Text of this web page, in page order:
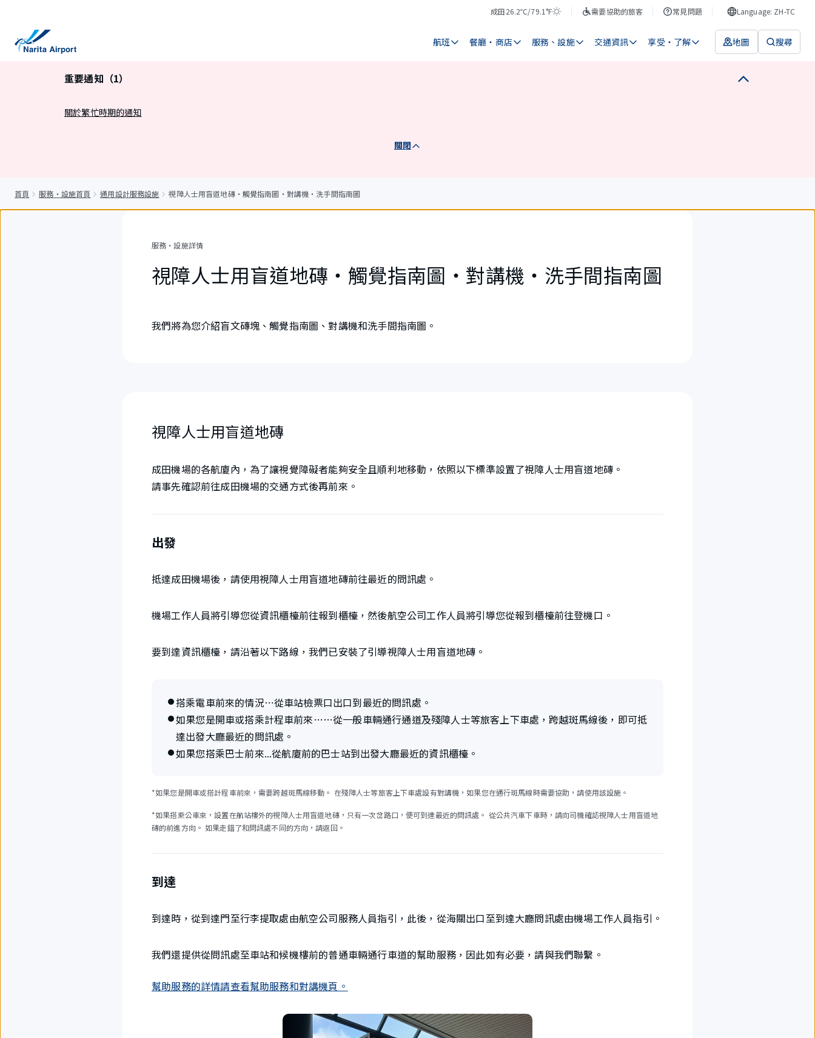
成田
氣
26.2℃/79.1°F
天
需要協助的旅客 常見問題 Language: ZH-TC
航班 餐廳・商店 服務、設施 交通資訊 享受・了解 地圖 搜尋
重要通知（1）
關於繁忙時期的通知
關閉
首頁 服務・設施首頁 通用設計服務設施 視障人士用盲道地磚・觸覺指南圖・對講機・洗手間指南圖
服務・設施詳情
視障人士用盲道地磚・觸覺指南圖・對講機・洗手間指南圖
我們將為您介紹盲文磚塊、觸覺指南圖、對講機和洗手間指南圖。
視障人士用盲道地磚
成田機場的各航廈內，為了讓視覺障礙者能夠安全且順利地移動，依照以下標準設置了視障人士用盲道地磚。
請事先確認前往成田機場的交通方式後再前來。
出發
抵達成田機場後，請使用視障人士用盲道地磚前往最近的問訊處。
機場工作人員將引導您從資訊櫃檯前往報到櫃檯，然後航空公司工作人員將引導您從報到櫃檯前往登機口。
要到達資訊櫃檯，請沿著以下路線，我們已安裝了引導視障人士用盲道地磚。
搭乘電車前來的情況⋯從車站檢票口出口到最近的問訊處。
如果您是開車或搭乘計程車前來……從一般車輛通行通道及殘障人士等旅客上下車處，跨越斑馬線後，即可抵
達出發大廳最近的問訊處。
如果您搭乘巴士前來...從航廈前的巴士站到出發大廳最近的資訊櫃檯。
*如果您是開車或搭計程車前來，需要跨越斑馬線移動。 在殘障人士等旅客上下車處設有對講機，如果您在通行斑馬線時需要協助，請使用該設施。
*如果搭乘公車來，設置在航站樓外的視障人士用盲道地磚，只有一次岔路口，便可到達最近的問訊處。 從公共汽車下車時，請向司機確認視障人士用盲道地
磚的前進方向。 如果走錯了和問訊處不同的方向，請返回。
到達
到達時，從到達門至行李提取處由航空公司服務人員指引，此後，從海關出口至到達大廳問訊處由機場工作人員指引。
我們還提供從問訊處至車站和候機樓前的普通車輛通行車道的幫助服務，因此如有必要，請與我們聯繫。
幫助服務的詳情請查看幫助服務和對講機頁。